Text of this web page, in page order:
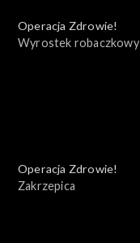
Operacja Zdrowie!
Wyrostek robaczkowy
Operacja Zdrowie!
Zakrzepica